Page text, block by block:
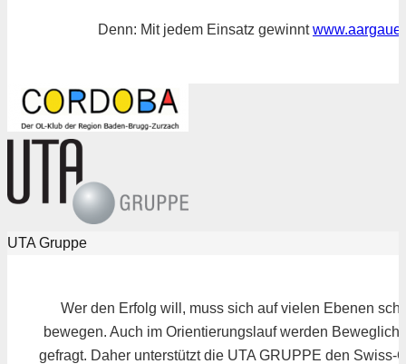
Denn: Mit jedem Einsatz gewinnt
UTA Gruppe
Wer den Erfolg will, muss sich auf vielen Ebenen
bewegen. Auch im Orientierungslauf werden
gefragt. Daher unterstützt die UTA GRUPPE den Swiss-